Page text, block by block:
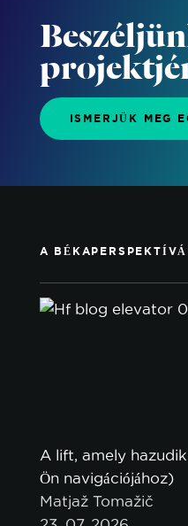
ISMERJÜK MEG
A
A lift, amely
Ön navigációjához)
Matjaž Tomažič